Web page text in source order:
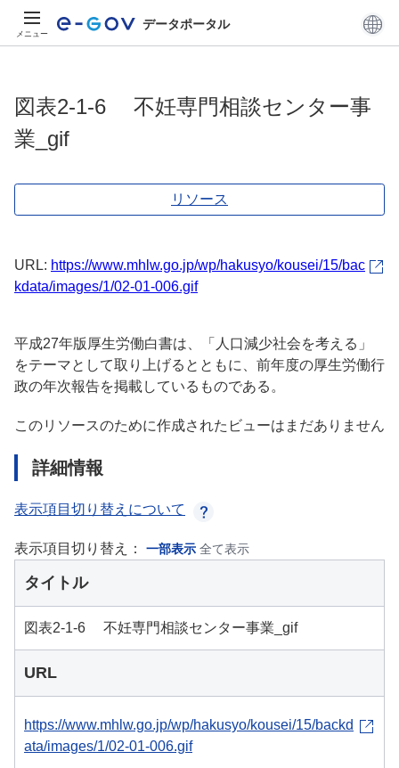
メニュー
データポータル
図表2-1-6 不妊専門相談センター事
業_gif
リソース
URL: https://www.mhlw.go.jp/wp/hakusyo/kousei/15/bac
kdata/images/1/02-01-006.gif
平成27年版厚生労働白書は、「人口減少社会を考える」
をテーマとして取り上げるとともに、前年度の厚生労働行
政の年次報告を掲載しているものである。
このリソースのために作成されたビューはまだありません
詳細情報
表示項目切り替えについて
表示項目切り替え： 一部表示 全て表示
タイトル
図表2-1-6 不妊専門相談センター事業_gif
URL
https://www.mhlw.go.jp/wp/hakusyo/kousei/15/backd
ata/images/1/02-01-006.gif